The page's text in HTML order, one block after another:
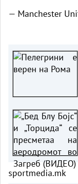
— Manchester
sportmedia.mk